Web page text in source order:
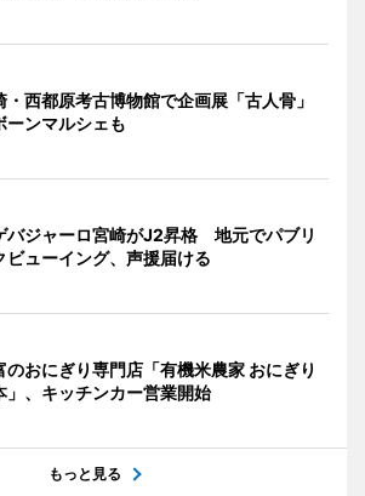
・西都原考古博物館で企画展「古人骨」
ンマルシェも
バジャーロ宮崎がJ2昇格 地元でパブリ
ビューイング、声援届ける
のおにぎり専門店「有機米農家 おにぎり
」、キッチンカー営業開始
もっと見る